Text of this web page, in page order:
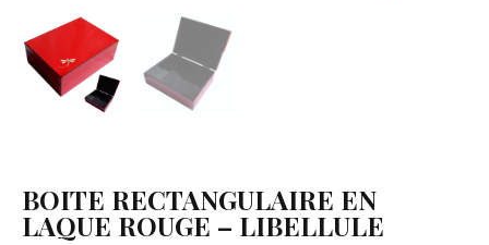
BOITE RECTANGULAIRE EN
LAQUE ROUGE – LIBELLULE